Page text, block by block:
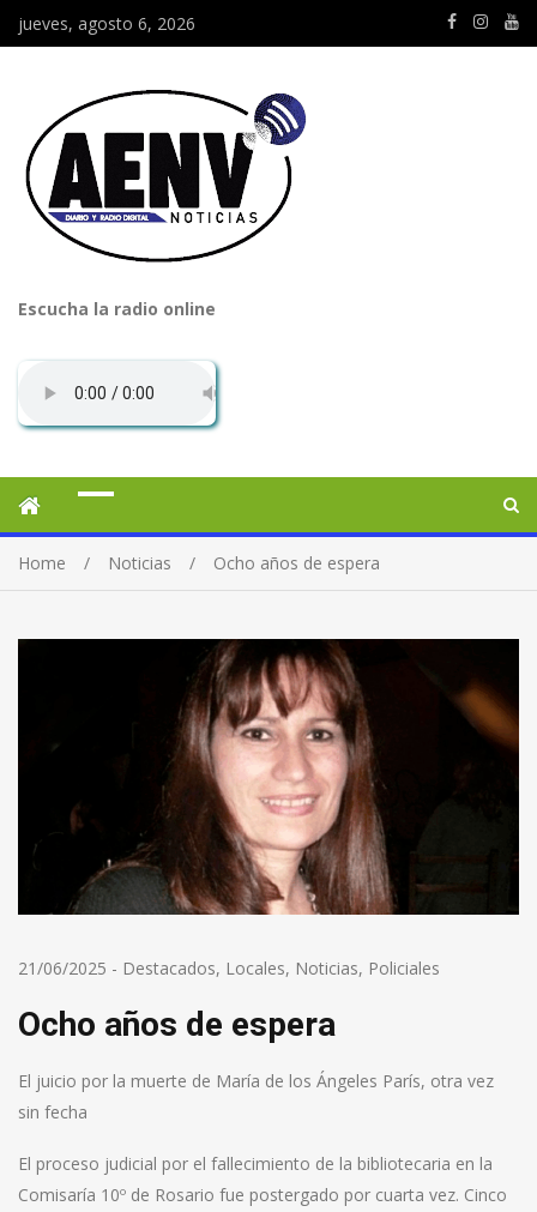
jueves, agosto 6, 2026
Escucha la radio online
Home Noticias Ocho años de espera
21/06/2025 - Destacados, Locales, Noticias, Policiales
Ocho años de espera
El juicio por la muerte de María de los Ángeles París, otra vez
sin fecha
El proceso judicial por el fallecimiento de la bibliotecaria en la
Comisaría 10º de Rosario fue postergado por cuarta vez. Cinco